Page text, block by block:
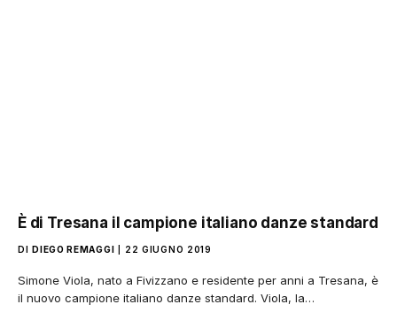
È di Tresana il campione italiano danze standard
DI DIEGO REMAGGI 22 GIUGNO 2019
Simone Viola, nato a Fivizzano e residente per anni a Tresana, è
il nuovo campione italiano danze standard. Viola, la…